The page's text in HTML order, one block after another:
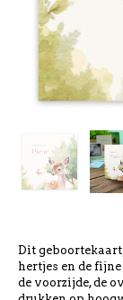
Dit
hertjes en de
de voorzijde, de